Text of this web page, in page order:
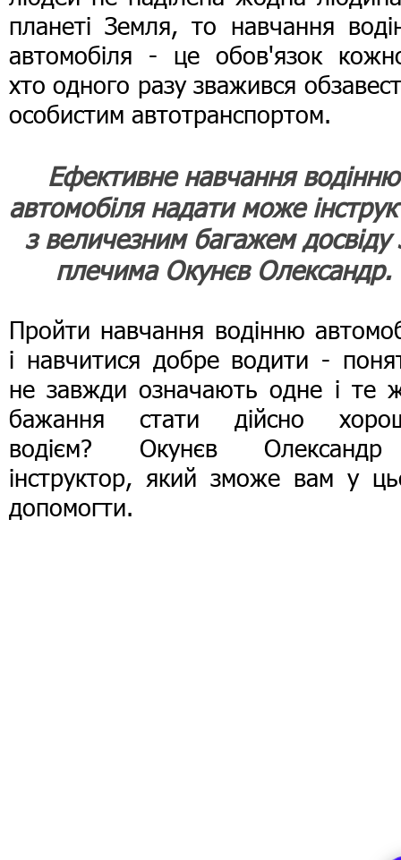
планеті Земля, то навчання
автомобіля - це обов'язок
хто одного разу зважився
особистим автотранспортом.
Ефективне навчання водінню
автомобіля надати може
з величезним багажем досвіду
плечима Окунєв Олександр.
Пройти навчання водінню
і навчитися добре водити -
не завжди означають одне і те
бажання стати дійсно
водієм? Окунєв
інструктор, який зможе вам у
допомогти.